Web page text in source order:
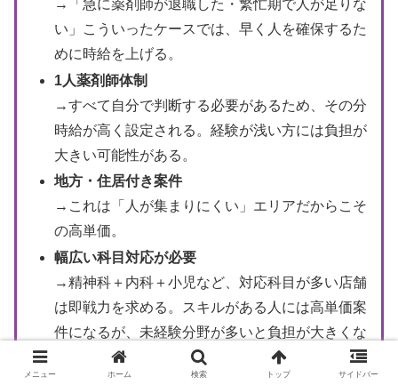
→「急に薬剤師が退職した・繁忙期で人が足りな
い」こういったケースでは、早く人を確保するた
めに時給を上げる。
1人薬剤師体制
→すべて自分で判断する必要があるため、その分
時給が高く設定される。経験が浅い方には負担が
大きい可能性がある。
地方・住居付き案件
→これは「人が集まりにくい」エリアだからこそ
の高単価。
幅広い科目対応が必要
→精神科＋内科＋小児など、対応科目が多い店舗
は即戦力を求める。スキルがある人には高単価案
件になるが、未経験分野が多いと負担が大きくな
メニュー ホーム 検索 トップ サイドバー